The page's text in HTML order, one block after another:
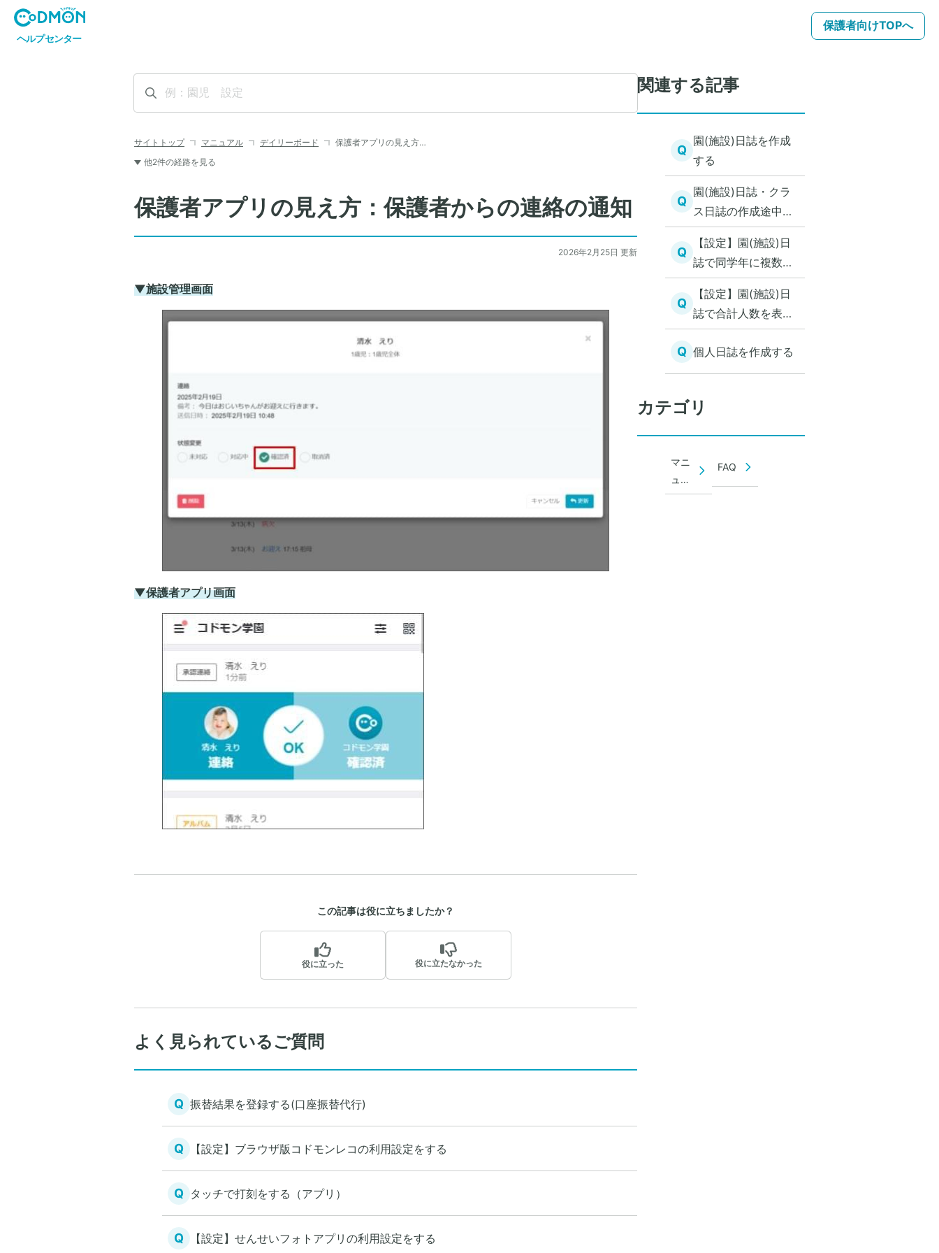
保護者向けTOPへ
サイトトップ マニュアル デイリーボード
保護者アプリの見え方…
他2件の経路を見る
保護者アプリの見え方：保護者からの連絡の通知
2026年2月25日 更新
▼施設管理画面
▼保護者アプリ画面
この記事は役に立ちましたか？
役に立った 役に立たなかった
よく見られているご質問
Q 振替結果を登録する(口座振替代行)
Q 【設定】ブラウザ版コドモンレコの利用設定をする
Q タッチで打刻をする（アプリ）
Q 【設定】せんせいフォトアプリの利用設定をする
関連する記事
Q
園(施設)日誌を作成
する
Q
園(施設)日誌・クラ
ス日誌の作成途中で
テンプレートを変更
をする
Q
【設定】園(施設)日
誌で同学年に複数ク
ラスを表示する
Q
【設定】園(施設)日
誌で合計人数を表示
する
Q 個人日誌を作成する
カテゴリ
マニ
ュア
ル
FAQ